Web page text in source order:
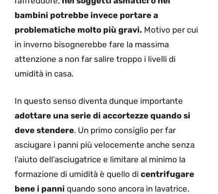
bambini potrebbe invece portare a
problematiche molto più gravi. Motivo per cui
in inverno bisognerebbe fare la massima
attenzione a non far salire troppo i livelli di
umidità in casa.
In questo senso diventa dunque importante
adottare una serie di accortezze quando si
deve stendere. Un primo consiglio per far
asciugare i panni più velocemente anche senza
l’aiuto dell’asciugatrice e limitare al minimo la
formazione di umidità è quello di centrifugare
bene i panni quando sono ancora in lavatrice.